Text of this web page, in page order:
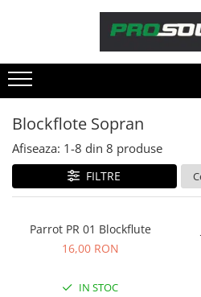
Sonorizare / PA
Procesoare si efecte
Shockmount
Stabilizatoare de tensiune UPS si
Power Conditioner
Microfoane
Accesorii de microfoane
Blockflote Sopran
Afiseaza: 1-8 din 8 produse
FILTRE
Parrot PR 01 Blockflute
16,00 RON
IN STOC